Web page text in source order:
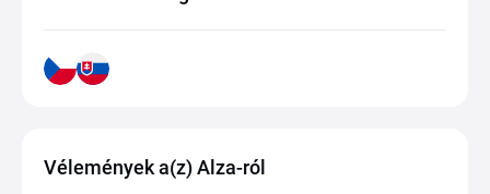
Vélemények a(z) Alza-ról